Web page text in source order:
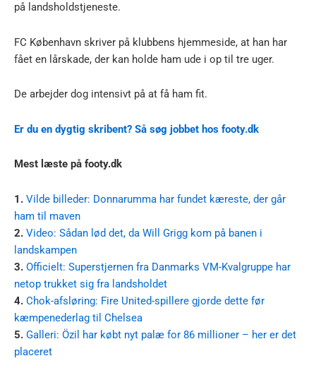
på landsholdstjeneste.
FC København skriver på klubbens hjemmeside, at han har
fået en lårskade, der kan holde ham ude i op til tre uger.
De arbejder dog intensivt på at få ham fit.
Er du en dygtig skribent? Så søg jobbet hos footy.dk
Mest læste på footy.dk
1. Vilde billeder: Donnarumma har fundet kæreste, der går
ham til maven
2. Video: Sådan lød det, da Will Grigg kom på banen i
landskampen
3. Officielt: Superstjernen fra Danmarks VM-Kvalgruppe har
netop trukket sig fra landsholdet
4. Chok-afsløring: Fire United-spillere gjorde dette før
kæmpenederlag til Chelsea
5. Galleri: Özil har købt nyt palæ for 86 millioner – her er det
placeret